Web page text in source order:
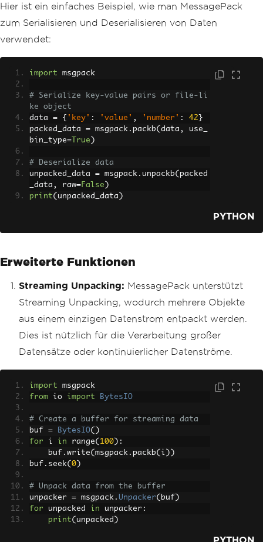
Hier ist ein einfaches Beispiel, wie man MessagePack
zum Serialisieren und Deserialisieren von Daten
verwendet:
import msgpack
# Serialize key-value pairs or file-li
ke object
data = { 'key' : 'value' , 'number' : 42 }
packed_data = msgpack . packb( data ,
use_
bin_type= True )
# Deserialize data
unpacked_data = msgpack . unpackb( packed
_data , raw=False )
print( unpacked_data )
PYTHON
Erweiterte Funktionen
Streaming Unpacking: MessagePack unterstützt
Streaming Unpacking, wodurch mehrere Objekte
aus einem einzigen Datenstrom entpackt werden.
Dies ist nützlich für die Verarbeitung großer
Datensätze oder kontinuierlicher Datenströme.
import msgpack
from io import BytesIO
# Create a buffer for streaming data
buf = BytesIO()
for i in range( 100 ):
    buf
. write( msgpack . packb( i ))
buf . seek( 0 )
# Unpack data from the buffer
unpacker = msgpack . Unpacker( buf )
for unpacked in unpacker :
print( unpacked )
PYTHON